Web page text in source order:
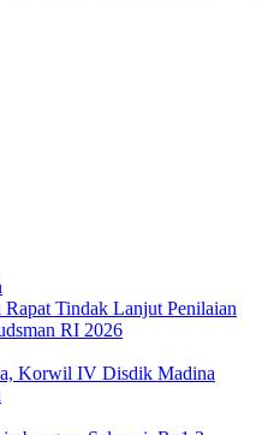
Tindak Lanjut Penilaian
RI 2026
Korwil IV Disdik Madina